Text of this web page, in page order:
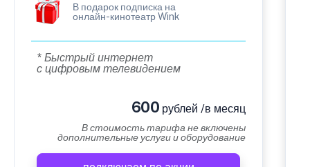
В подарок подписка на
онлайн-кинотеатр Wink
* Быстрый интернет
с цифровым телевидением
600 рублей /в месяц
В стоимость тарифа не включены
дополнительные услуги и оборудование